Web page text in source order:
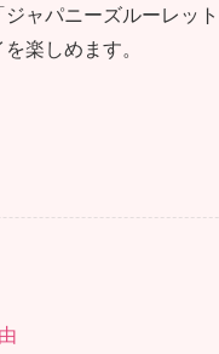
ャパニーズルーレッ
楽しめます。